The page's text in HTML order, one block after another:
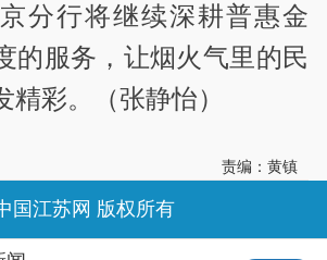
分行将继续深耕普惠金
的服务，让烟火气里的民
精彩。（张静怡）
责编：黄镇
国江苏网 版权所有